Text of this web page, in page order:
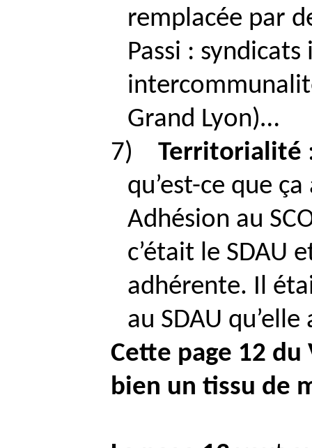
remplacée par
Passi :
Grand Lyon)…
7)
Territorialité
qu’est-ce que
Adhésion au
c’était le SDAU
adhérente. Il
au SDAU
Cette page 12
bien un tissu de